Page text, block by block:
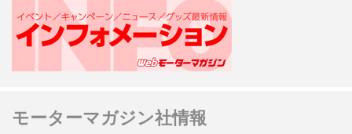
モーターマガジン社情報